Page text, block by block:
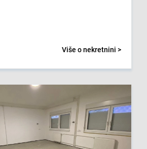
Više o nekretnini >